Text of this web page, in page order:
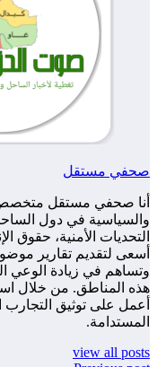
صحفي مستقل
أنا صحفي مستقل متخصص
والسياسية في دول
التحديات الأمنية، حقوق
أسعى لتقديم تقارير
وتساهم في زيادة الوعي
هذه المناطق. من خلال
أعمل على توثيق التجارب
المستدامة.
view all posts